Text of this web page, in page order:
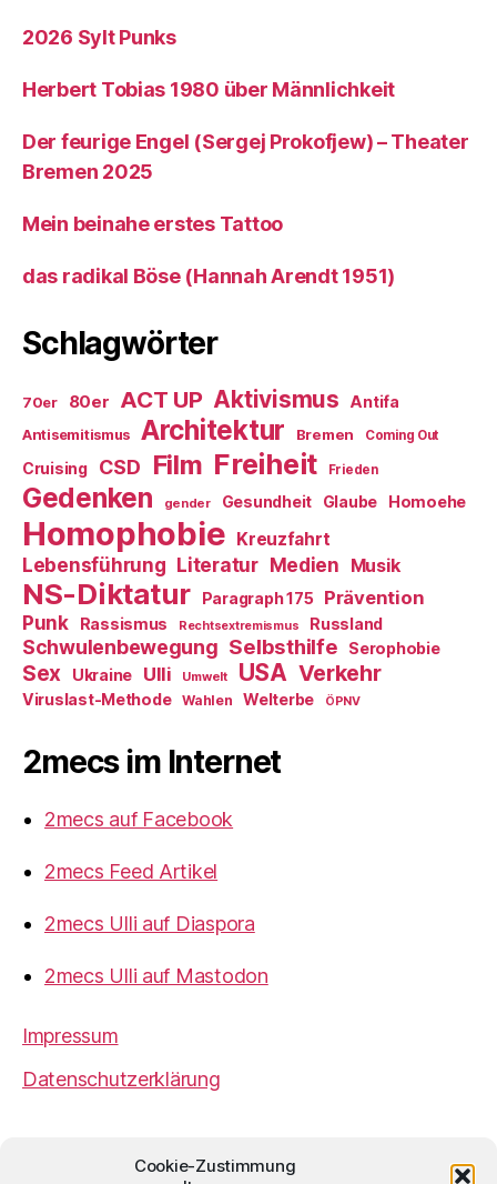
Cookie-Zustimmung
2026 Sylt Punks
Herbert Tobias 1980 über Männlichkeit
Der feurige Engel (Sergej Prokofjew) – Theater
Bremen 2025
Mein beinahe erstes Tattoo
das radikal Böse (Hannah Arendt 1951)
Schlagwörter
70er 80er ACT UP Aktivismus Antifa
Antisemitismus Architektur Bremen Coming Out
Cruising CSD Film Freiheit Frieden
Gedenken gender Gesundheit Glaube Homoehe
Homophobie Kreuzfahrt
Lebensführung Literatur Medien Musik
NS-Diktatur Paragraph 175
Prävention
Punk
Rassismus Rechtsextremismus Russland
Schwulenbewegung Selbsthilfe Serophobie
Sex Ukraine Ulli Umwelt USA Verkehr
Viruslast-Methode Wahlen Welterbe ÖPNV
2mecs im Internet
2mecs auf Facebook
2mecs Feed Artikel
2mecs Ulli auf Diaspora
2mecs Ulli auf Mastodon
Impressum
Datenschutzerklärung
Ulrich Würdemannist sofern nicht